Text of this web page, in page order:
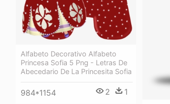
Alfabeto Decorativo Alfabeto
Princesa Sofia 5 Png - Letras De
Abecedario De La Princesita Sofia
984*1154 2 1